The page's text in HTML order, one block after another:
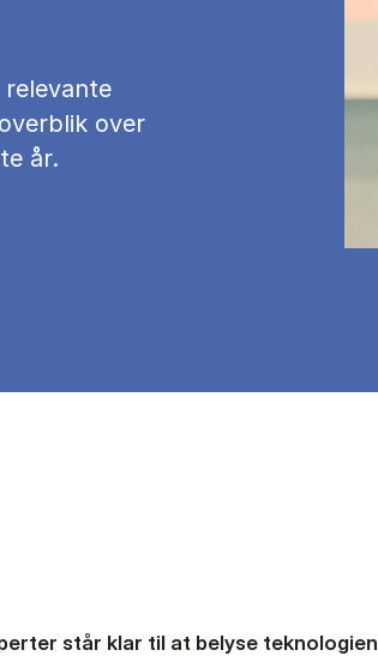
over
år.
står klar til at belyse teknologien